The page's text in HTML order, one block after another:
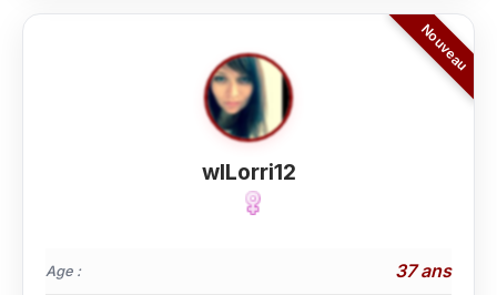
wILorri12
Age : 37 ans